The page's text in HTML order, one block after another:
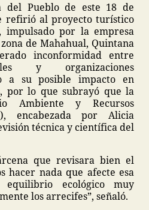
del Pueblo de este 18 de
refirió al proyecto turístico
impulsado por la empresa
de Mahahual, Quintana
inconformidad entre
y organizaciones
a su posible impacto en
por lo que subrayó que la
Ambiente y Recursos
encabezada por Alicia
técnica y científica del
que revisara bien el
hacer nada que afecte esa
ecológico muy
los arrecifes”, señaló.